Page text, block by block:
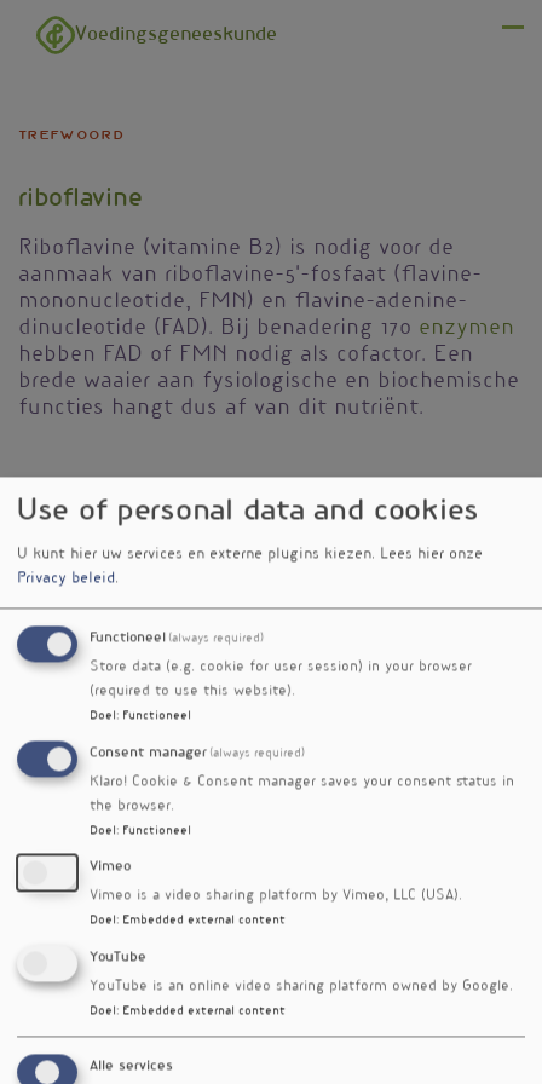
Overslaan en naar de inhoud gaan
Voedingsgeneeskunde
trefwoord
riboflavine
Riboflavine (vitamine B2) is nodig voor de
aanmaak van riboflavine-5'-fosfaat (flavine-
mononucleotide, FMN) en flavine-adenine-
dinucleotide (FAD). Bij benadering 170 enzymen
hebben FAD of FMN nodig als cofactor. Een
brede waaier aan fysiologische en biochemische
functies hangt dus af van dit nutriënt.
Verschenen
B-vitaminen voor minder stress
en meer slaap
nieuwsbrief
Riboflavine tijdens de
zwangerschap
nieuwsbrief
Relatie tussen B-vitaminen,
darmbacteriën en parkinson
Riboflavine, antioxidant voor de
microbiota?
nieuwsbrief
Acupunctuur versus
fibromyalgie
A- en B-vitamines beperken
Lactobacillen, een bron van
nieuwsbrief
Use of personal data and cookies
U kunt hier uw services en externe plugins kiezen. Lees hier onze
Privacy beleid.
Functioneel (always required)
Store data (e.g. cookie for user session) in your browser
(required to use this website).
Doel : Functioneel
Consent manager (always required)
Klaro! Cookie & Consent manager saves your consent status in
the browser.
Doel : Functioneel
Vimeo
Vimeo is a video sharing platform by Vimeo, LLC (USA).
Doel : Embedded external content
YouTube
YouTube is an online video sharing platform owned by Google.
Doel : Embedded external content
Alle services